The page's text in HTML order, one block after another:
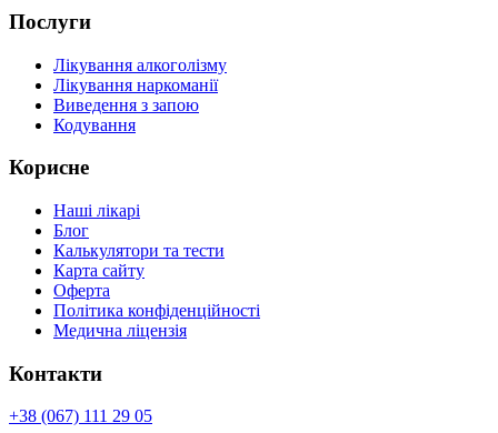
Послуги
Лікування алкоголізму
Лікування наркоманії
Виведення з запою
Кодування
Корисне
Наші лікарі
Блог
Калькулятори та тести
Карта сайту
Оферта
Політика конфіденційності
Медична ліцензія
Контакти
+38 (067) 111 29 05